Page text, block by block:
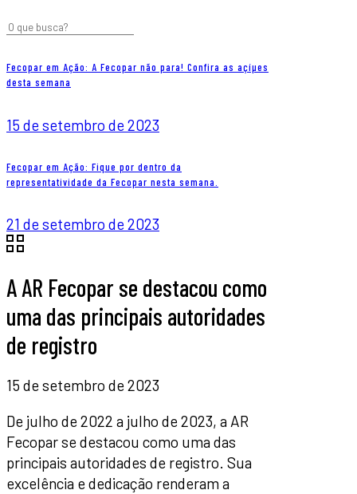
Fecopar em Ação: A Fecopar não para! Confira as açíµes
desta semana
15 de setembro de 2023
Fecopar em Ação: Fique por dentro da
representatividade da Fecopar nesta semana.
21 de setembro de 2023
A AR Fecopar se destacou como
uma das principais autoridades
de registro
15 de setembro de 2023
De julho de 2022 a julho de 2023, a AR
Fecopar se destacou como uma das
principais autoridades de registro. Sua
excelência e dedicação renderam a